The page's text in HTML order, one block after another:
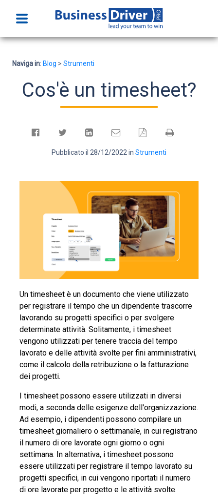
Home
Naviga in: Blog > Strumenti
Cos'è un timesheet?
Pubblicato il 28/12/2022 in Strumenti
Un timesheet è un documento che viene utilizzato
per registrare il tempo che un dipendente trascorre
lavorando su progetti specifici o per svolgere
determinate attività. Solitamente, i timesheet
vengono utilizzati per tenere traccia del tempo
lavorato e delle attività svolte per fini amministrativi,
come il calcolo della retribuzione o la fatturazione
dei progetti.
I timesheet possono essere utilizzati in diversi
modi, a seconda delle esigenze dell'organizzazione.
Ad esempio, i dipendenti possono compilare un
timesheet giornaliero o settimanale, in cui registrano
il numero di ore lavorate ogni giorno o ogni
settimana. In alternativa, i timesheet possono
essere utilizzati per registrare il tempo lavorato su
progetti specifici, in cui vengono riportati il numero
di ore lavorate per progetto e le attività svolte.